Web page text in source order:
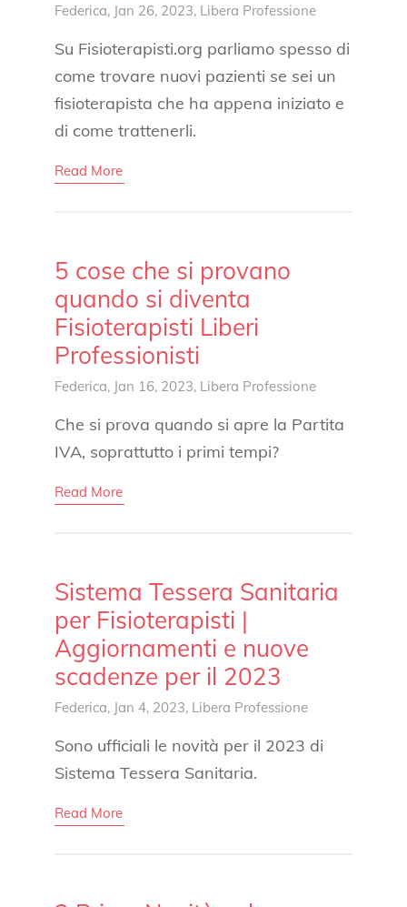
Federica, Jan 26, 2023, Libera Professione
Su Fisioterapisti.org parliamo spesso di
come trovare nuovi pazienti se sei un
fisioterapista che ha appena iniziato e
di come trattenerli.
Read More
5 cose che si provano
quando si diventa
Fisioterapisti Liberi
Professionisti
Federica, Jan 16, 2023, Libera Professione
Che si prova quando si apre la Partita
IVA, soprattutto i primi tempi?
Read More
Sistema Tessera Sanitaria
per Fisioterapisti |
Aggiornamenti e nuove
scadenze per il 2023
Federica, Jan 4, 2023, Libera Professione
Sono ufficiali le novità per il 2023 di
Sistema Tessera Sanitaria.
Read More